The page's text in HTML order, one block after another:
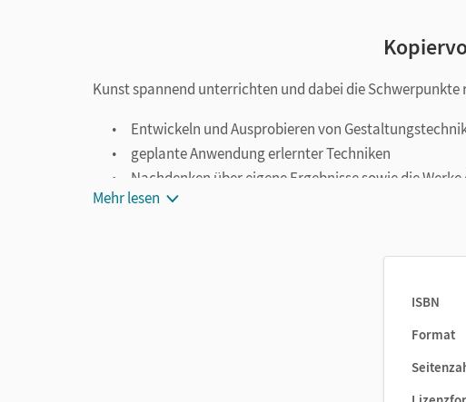
Kunst spannend unterrichten und dabei die
Entwickeln und Ausprobieren von
geplante Anwendung erlernter Techniken
Nachdenken über eigene Ergebnisse sowie die
Betrachtung passender Bildbeispiele, auch
Mehr lesen
ISBN
Format